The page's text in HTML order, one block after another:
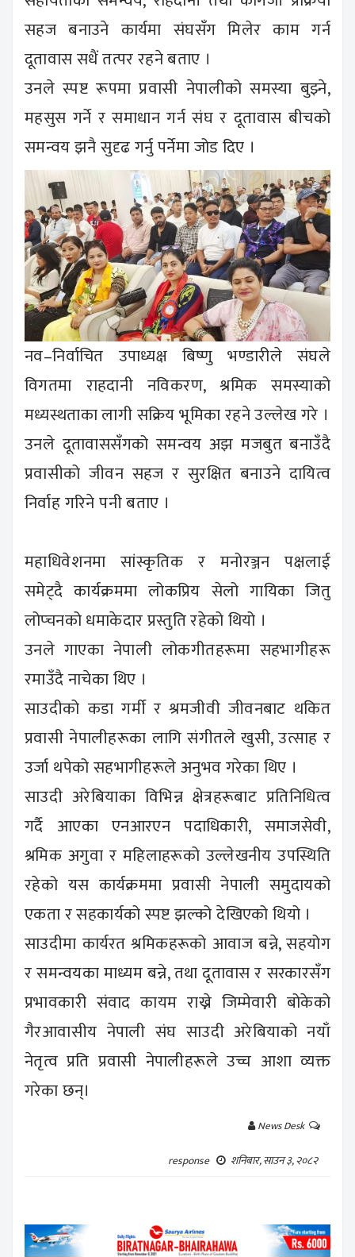
सहज बनाउने कार्यमा संघसँग मिलेर काम गर्न
दूतावास सधैं तत्पर रहने बताए ।
उनले स्पष्ट रूपमा प्रवासी नेपालीको समस्या बुझ्ने,
महसुस गर्ने र समाधान गर्न संघ र दूतावास बीचको
समन्वय झनै सुदृढ गर्नु पर्नेमा जोड दिए ।
नव–निर्वाचित उपाध्यक्ष बिष्णु भण्डारीले संघले
विगतमा राहदानी नविकरण, श्रमिक समस्याको
मध्यस्थताका लागी सक्रिय भूमिका रहने उल्लेख गरे ।
उनले दूतावाससँगको समन्वय अझ मजबुत बनाउँदै
प्रवासीको जीवन सहज र सुरक्षित बनाउने दायित्व
निर्वाह गरिने पनी बताए ।
महाधिवेशनमा सांस्कृतिक र मनोरञ्जन पक्षलाई
समेट्दै कार्यक्रममा लोकप्रिय सेलो गायिका जितु
लोप्चनको धमाकेदार प्रस्तुति रहेको थियो ।
उनले गाएका नेपाली लोकगीतहरूमा सहभागीहरू
रमाउँदै नाचेका थिए ।
साउदीको कडा गर्मी र श्रमजीवी जीवनबाट थकित
प्रवासी नेपालीहरूका लागि संगीतले खुसी, उत्साह र
उर्जा थपेको सहभागीहरूले अनुभव गरेका थिए ।
साउदी अरेबियाका विभिन्न क्षेत्रहरूबाट प्रतिनिधित्व
गर्दै आएका एनआरएन पदाधिकारी, समाजसेवी,
श्रमिक अगुवा र महिलाहरूको उल्लेखनीय उपस्थिति
रहेको यस कार्यक्रममा प्रवासी नेपाली समुदायको
एकता र सहकार्यको स्पष्ट झल्को देखिएको थियो ।
साउदीमा कार्यरत श्रमिकहरूको आवाज बन्ने, सहयोग
र समन्वयका माध्यम बन्ने, तथा दूतावास र सरकारसँग
प्रभावकारी संवाद कायम राख्ने जिम्मेवारी बोकेको
गैरआवासीय नेपाली संघ साउदी अरेबियाको नयाँ
नेतृत्व प्रति प्रवासी नेपालीहरूले उच्च आशा व्यक्त
गरेका छन्।
News Desk
response
शनिबार, साउन ३, २०८२